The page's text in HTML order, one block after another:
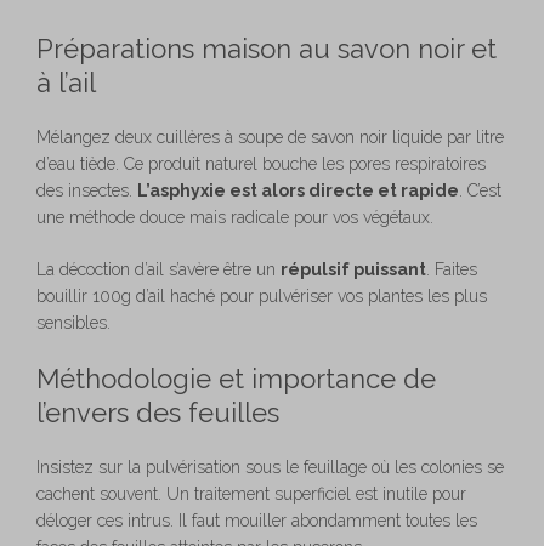
Préparations maison au savon noir et
à l’ail
Mélangez deux cuillères à soupe de savon noir liquide par litre
d’eau tiède. Ce produit naturel bouche les pores respiratoires
des insectes. L’asphyxie est alors directe et rapide. C’est
une méthode douce mais radicale pour vos végétaux.
La décoction d’ail s’avère être un répulsif puissant. Faites
bouillir 100g d’ail haché pour pulvériser vos plantes les plus
sensibles.
Méthodologie et importance de
l’envers des feuilles
Insistez sur la pulvérisation sous le feuillage où les colonies se
cachent souvent. Un traitement superficiel est inutile pour
déloger ces intrus. Il faut mouiller abondamment toutes les